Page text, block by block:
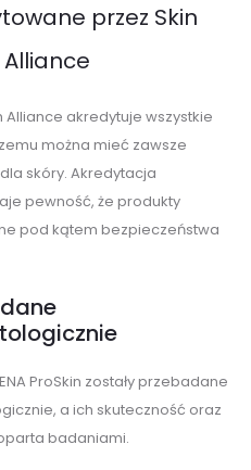
przez Skin
Alliance akredytuje wszystkie
można mieć zawsze
skóry. Akredytacja
pewność, że produkty
pod kątem bezpieczeństwa
ProSkin zostały przebadane
a ich skuteczność oraz
badaniami.